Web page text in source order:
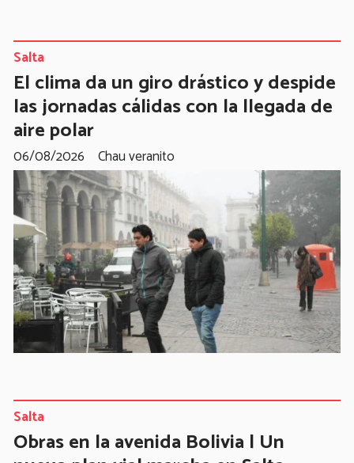
El clima da un giro drástico y despide
las jornadas cálidas con la llegada de
aire polar
Chau veranito
Salta
06/08/2026
Obras en la avenida Bolivia | Un
Salta